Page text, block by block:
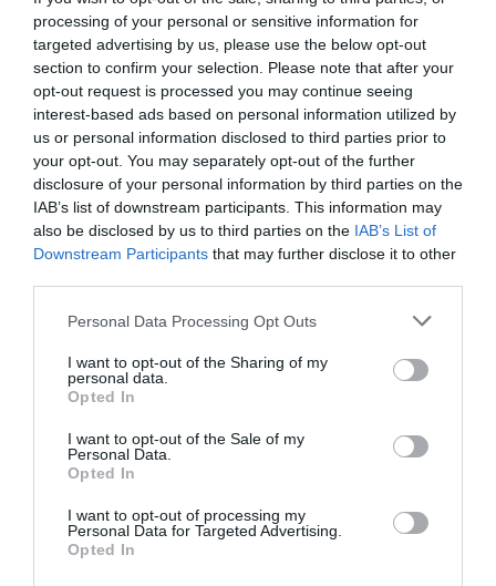
processing of your personal or sensitive information for
targeted advertising by us, please use the below opt-out
section to confirm your selection. Please note that after your
opt-out request is processed you may continue seeing
interest-based ads based on personal information utilized by
us or personal information disclosed to third parties prior to
your opt-out. You may separately opt-out of the further
disclosure of your personal information by third parties on the
IAB’s list of downstream participants. This information may
also be disclosed by us to third parties on the IAB’s List of
Downstream Participants that may further disclose it to other
Please note that this website/app uses one or more Google
not limited to your visit or usage behaviour. You may click to
grant or deny consent to Google and its third-party tags to
use your data for below specified purposes in below Google
consent section.
Personal Data Processing Opt Outs
I want to opt-out of the Sharing of my
personal data.
Opted In
I want to opt-out of the Sale of my
Personal Data.
Opted In
I want to opt-out of processing my
Personal Data for Targeted Advertising.
Opted In
Ne maradjon le a legfrissebb hírekről, kövessen
bennünket az EGRI ÜGYEK Google Hírek oldalán!
VISSZA A FŐOLDALRA
Legfrissebb híreink
A MESTERSÉGES INTELLIGENCIA
TURIZMUSÁT: ELKÉSZÜLT A V...
2026. augusztus 10|Eger ügye